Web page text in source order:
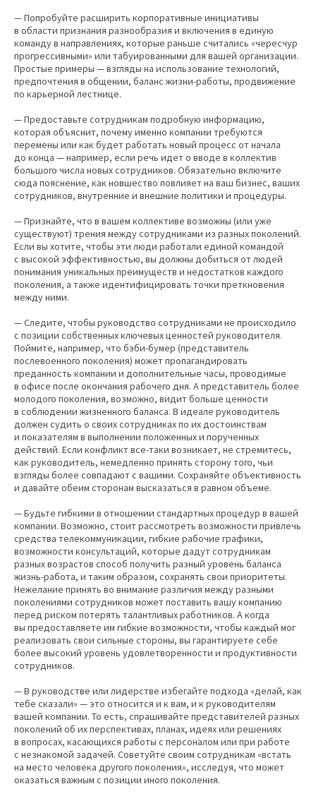
— Попробуйте расширить корпоративные инициативы
в области признания разнообразия и включения в единую
команду в направлениях, которые раньше считались «чересчур
прогрессивными» или табуированными для вашей организации.
Простые примеры — взгляды на использование технологий,
предпочтения в общении, баланс жизни-работы, продвижение
по карьерной лестнице.
— Предоставьте сотрудникам подробную информацию,
которая объяснит, почему именно компании требуются
перемены или как будет работать новый процесс от начала
до конца — например, если речь идет о вводе в коллектив
большого числа новых сотрудников. Обязательно включите
сюда пояснение, как новшество повлияет на ваш бизнес, ваших
сотрудников, внутренние и внешние политики и процедуры.
— Признайте, что в вашем коллективе возможны (или уже
существуют) трения между сотрудниками из разных поколений.
Если вы хотите, чтобы эти люди работали единой командой
с высокой эффективностью, вы должны добиться от людей
понимания уникальных преимуществ и недостатков каждого
поколения, а также идентифицировать точки преткновения
между ними.
— Следите, чтобы руководство сотрудниками не происходило
с позиции собственных ключевых ценностей руководителя.
Поймите, например, что бэби-бумер (представитель
послевоенного поколения) может пропагандировать
преданность компании и дополнительные часы, проводимые
в офисе после окончания рабочего дня. А представитель более
молодого поколения, возможно, видит больше ценности
в соблюдении жизненного баланса. В идеале руководитель
должен судить о своих сотрудниках по их достоинствам
и показателям в выполнении положенных и порученных
действий. Если конфликт все-таки возникает, не стремитесь,
как руководитель, немедленно принять сторону того, чьи
взгляды более совпадают с вашими. Сохраняйте объективность
и давайте обеим сторонам высказаться в равном объеме.
— Будьте гибкими в отношении стандартных процедур в вашей
компании. Возможно, стоит рассмотреть возможности привлечь
средства телекоммуникации, гибкие рабочие графики,
возможности консультаций, которые дадут сотрудникам
разных возрастов способ получить разный уровень баланса
жизнь-работа, и таким образом, сохранять свои приоритеты.
Нежелание принять во внимание различия между разными
поколениями сотрудников может поставить вашу компанию
перед риском потерять талантливых работников. А когда
вы предоставляете им гибкие возможности, чтобы каждый мог
реализовать свои сильные стороны, вы гарантируете себе
более высокий уровень удовлетворенности и продуктивности
сотрудников.
— В руководстве или лидерстве избегайте подхода «делай, как
тебе сказали» — это относится и к вам, и к руководителям
вашей компании. То есть, спрашивайте представителей разных
поколений об их перспективах, планах, идеях или решениях
в вопросах, касающихся работы с персоналом или при работе
с незнакомой задачей. Советуйте своим сотрудникам «встать
на место человека другого поколения», исследуя, что может
оказаться важным с позиции иного поколения.